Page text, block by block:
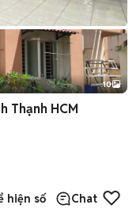
+2
10
Thạnh HCM
hiện số Chat